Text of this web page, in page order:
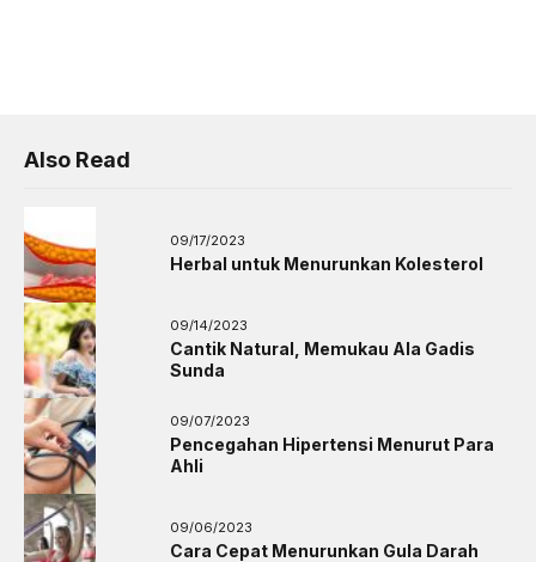
Also Read
09/17/2023
Herbal untuk Menurunkan Kolesterol
09/14/2023
Cantik Natural, Memukau Ala Gadis
Sunda
09/07/2023
Pencegahan Hipertensi Menurut Para
Ahli
09/06/2023
Cara Cepat Menurunkan Gula Darah